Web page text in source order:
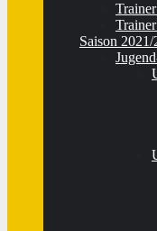
Saison 2021/